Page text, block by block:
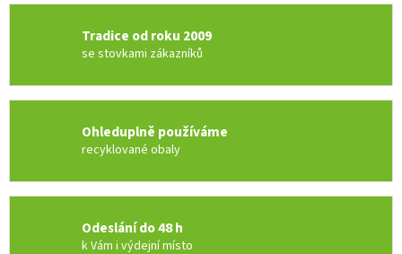
Tradice od roku 2009
se stovkami zákazníků
Ohleduplně používáme
recyklované obaly
Odeslání do 48 h
k Vám i výdejní místo